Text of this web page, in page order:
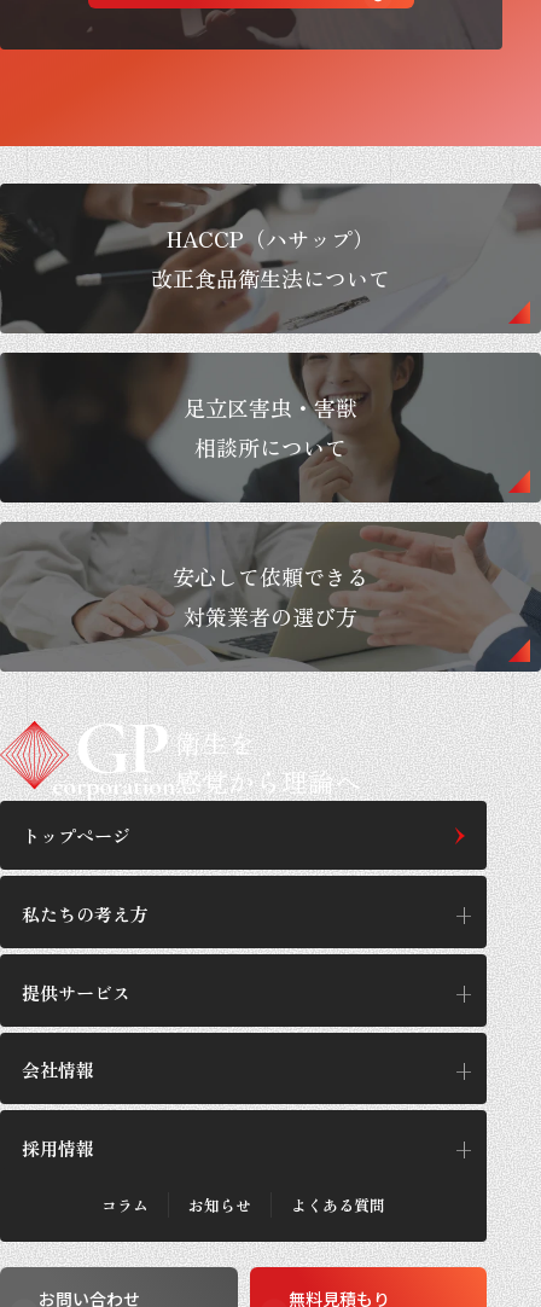
HACCP（ハサップ）
改正食品衛生法について
足立区害虫・害獣
相談所について
安心して依頼できる
対策業者の選び方
衛生を
感覚から理論へ
トップページ
私たちの考え方
私たちの考え方
提供サービス
提供サービス
GPが選ばれる理由
法人のお客さま
会社情報
企業理念
会社概要
数字で見るGP
事業所紹介
採用情報
採用概要
コラム お知らせ よくある質問
お問い合わせ 無料見積もり